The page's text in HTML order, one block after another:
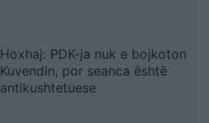
Hoxhaj: PDK-ja nuk e bojkoton
Kuvendin, por seanca është
antikushtetuese